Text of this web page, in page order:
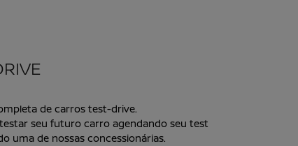
de carros test-drive.
seu futuro carro agendando seu test
uma de nossas concessionárias.